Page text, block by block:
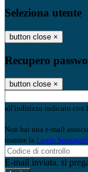
Seleziona utente
button close ×
Recupero
button close ×
all'indirizzo indicato con
Non hai una e-mail
tramite la Login Spaggiari
E-mail inviata, si